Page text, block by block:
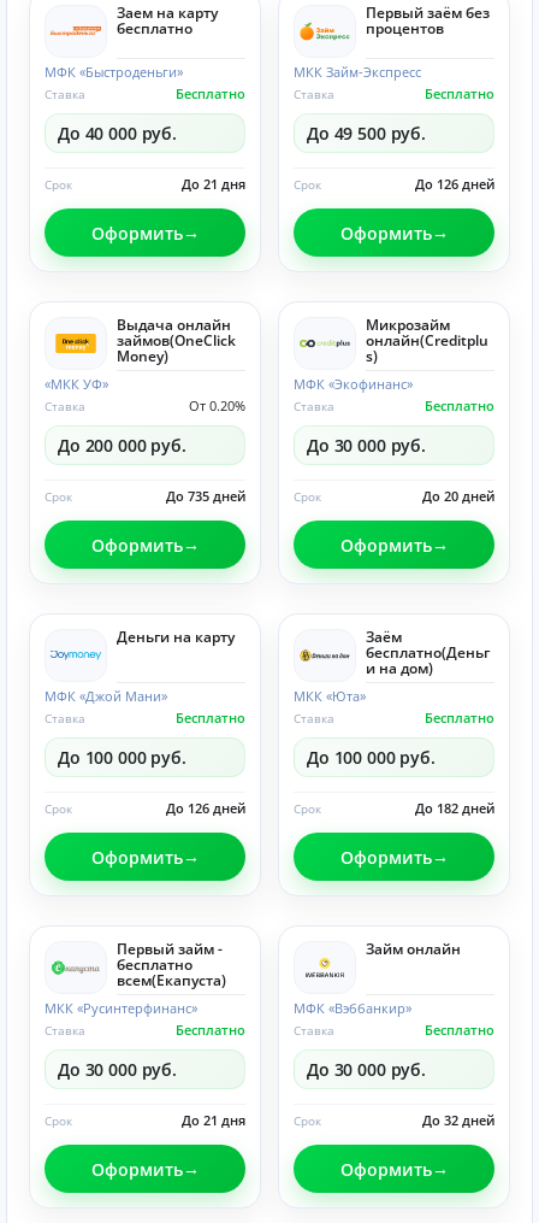
Заем на карту
бесплатно
МФК «Быстроденьги»
Бесплатно
Ставка
До 40 000 руб.
До 21 дня
Срок
Оформить
Первый заём без
процентов
МКК Займ-Экспресс
Бесплатно
Ставка
До 49 500 руб.
До 126 дней
Срок
Оформить
Выдача онлайн
займов(OneClick
Money)
«МКК УФ»
От 0.20%
Ставка
До 200 000 руб.
До 735 дней
Срок
Оформить
Микрозайм
онлайн(Creditplu
s)
МФК «Экофинанс»
Бесплатно
Ставка
До 30 000 руб.
До 20 дней
Срок
Оформить
Деньги на карту
МФК «Джой Мани»
Бесплатно
Ставка
До 100 000 руб.
До 126 дней
Срок
Оформить
Заём
бесплатно(Деньг
и на дом)
МКК «Юта»
Бесплатно
Ставка
До 100 000 руб.
До 182 дней
Срок
Оформить
Первый займ -
бесплатно
всем(Eкапуста)
МКК «Русинтерфинанс»
Бесплатно
Ставка
До 30 000 руб.
До 21 дня
Срок
Оформить
Займ онлайн
МФК «Вэббанкир»
Бесплатно
Ставка
До 30 000 руб.
До 32 дней
Срок
Оформить